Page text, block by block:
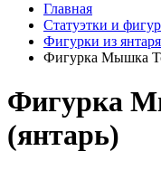
Главная
Статуэтки и
Фигурки из янтаря
Фигурка Мышка
Фигурка
(янтарь)